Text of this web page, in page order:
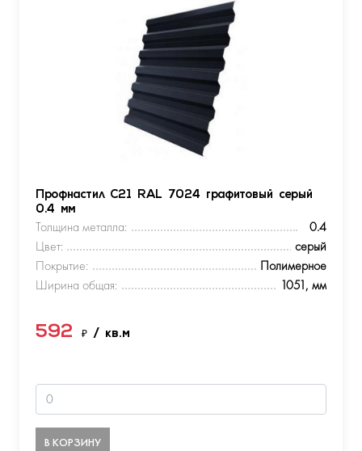
Профнастил С21 RAL 7024 графитовый серый
0.4 мм
Толщина металла:
0.4
Цвет:
серый
Покрытие:
Полимерное
Ширина общая:
1051, мм
592 ₽ / кв.м
В КОРЗИНУ